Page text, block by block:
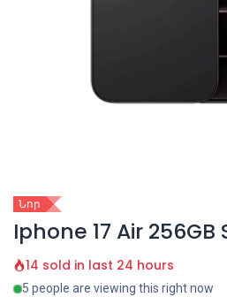
Նոր
Iphone 17 Air
14 sold in last 24 hours
5 people are viewing this right now